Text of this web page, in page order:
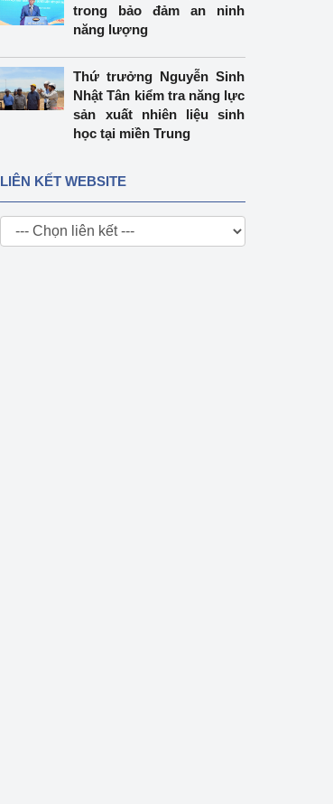
trong bảo đảm an ninh
năng lượng
Thứ trưởng Nguyễn Sinh
Nhật Tân kiểm tra năng lực
sản xuất nhiên liệu sinh
học tại miền Trung
LIÊN KẾT WEBSITE